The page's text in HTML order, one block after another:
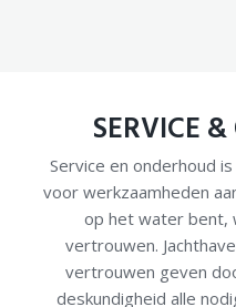
SERVICE
Service en onderhoud
voor werkzaamheden
op het water bent,
vertrouwen.
vertrouwen geven
deskundigheid alle